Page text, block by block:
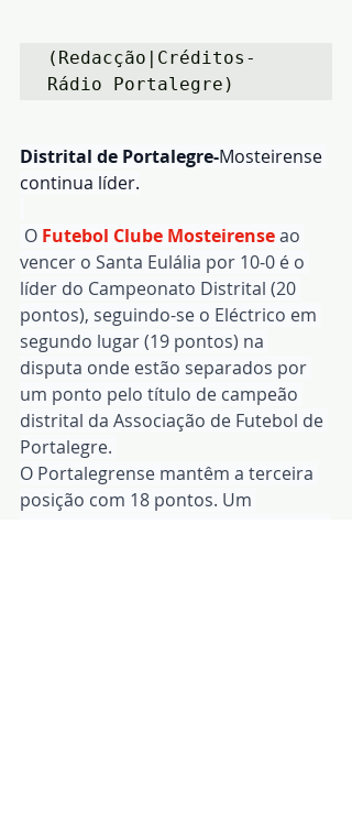
(Redacção|Créditos-
Rádio Portalegre)
Distrital de Portalegre-Mosteirense
continua líder.
O Futebol Clube Mosteirense ao
vencer o Santa Eulália por 10-0 é o
líder do Campeonato Distrital (20
pontos), seguindo-se o Eléctrico em
segundo lugar (19 pontos) na
disputa onde estão separados por
um ponto pelo título de campeão
distrital da Associação de Futebol de
Portalegre.
O Portalegrense mantêm a terceira
posição com 18 pontos. Um